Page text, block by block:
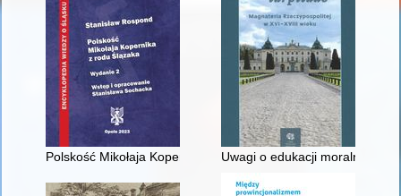
Polskość Mikołaja Kopernika z rodu ŚlązakaUwagi o edukacji moralnej